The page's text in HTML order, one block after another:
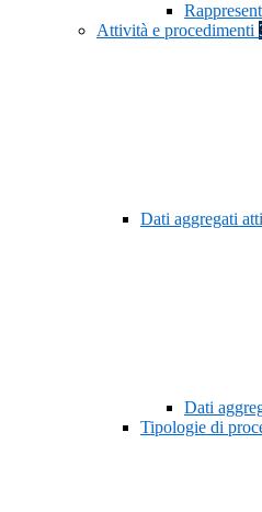
Attività e procedimenti
Dati aggregati
Dati
Tipologie di